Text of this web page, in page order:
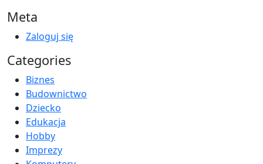
Meta
Zaloguj się
Categories
Biznes
Budownictwo
Dziecko
Edukacja
Hobby
Imprezy